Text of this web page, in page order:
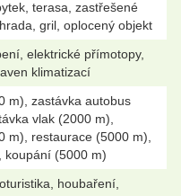
terasa, zastřešené
gril, oplocený objekt
elektrické přímotopy,
klimatizací
m), zastávka autobus
vlak (2000 m),
m), restaurace (5000 m),
koupání (5000 m)
houbaření,